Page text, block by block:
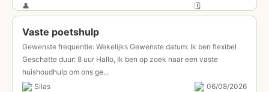
Vaste poetshulp
Gewenste frequentie: Wekelijks Gewenste datum: Ik ben flexibel
Geschatte duur: 8 uur Hallo, Ik ben op zoek naar een vaste
huishoudhulp om ons ge...
Silas
06/08/2026